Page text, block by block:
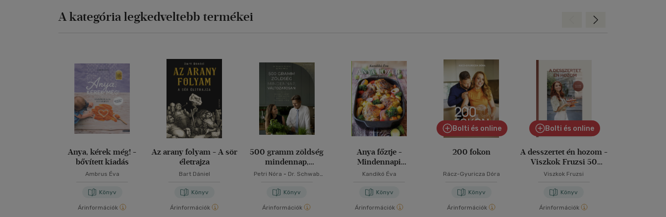
A kategória legkedveltebb termékei
Anya, kérek még! -
bővített kiadás
Ambrus Éva
Könyv
Árinformációk
Az arany folyam - A sör
életrajza
Bart Dániel
Könyv
Árinformációk
500 gramm zöldség
mindennap,
változatosan
Petri Nóra - Dr. Schwab
Könyv
Árinformációk
Anya főztje -
Mindennapi
kedvenceink
Kandikó Éva
Könyv
Árinformációk
Bolti és online
200 fokon
Rácz-Gyuricza Dóra
Könyv
Árinformációk
Bolti és online
A desszertet én hozom -
Viszkok Fruzsi 50
receptje
Viszkok Fruzsi
Könyv
Árinformációk
Előre